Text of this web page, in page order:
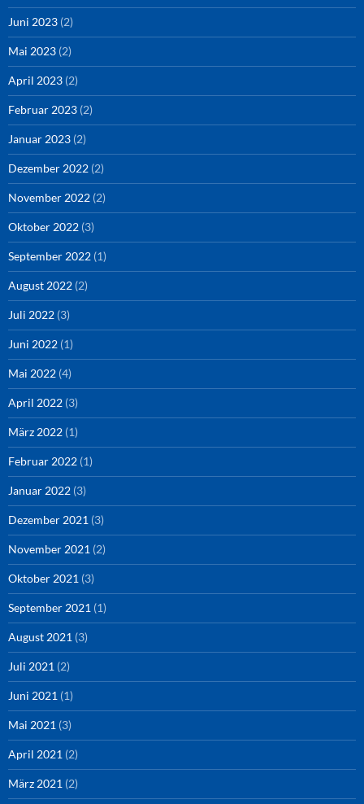
Juni 2023 (2)
Mai 2023 (2)
April 2023 (2)
Februar 2023 (2)
Januar 2023 (2)
Dezember 2022 (2)
November 2022 (2)
Oktober 2022 (3)
September 2022 (1)
August 2022 (2)
Juli 2022 (3)
Juni 2022 (1)
Mai 2022 (4)
April 2022 (3)
März 2022 (1)
Februar 2022 (1)
Januar 2022 (3)
Dezember 2021 (3)
November 2021 (2)
Oktober 2021 (3)
September 2021 (1)
August 2021 (3)
Juli 2021 (2)
Juni 2021 (1)
Mai 2021 (3)
April 2021 (2)
März 2021 (2)